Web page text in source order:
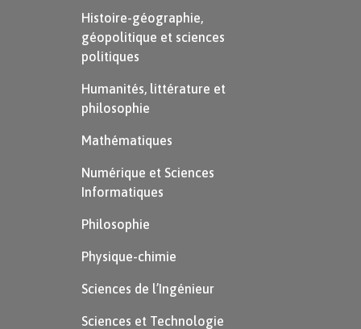
Histoire-géographie,
géopolitique et sciences
politiques
Humanités, littérature et
philosophie
Mathématiques
Numérique et Sciences
Informatiques
Philosophie
Physique-chimie
Sciences de l’Ingénieur
Sciences et Technologie